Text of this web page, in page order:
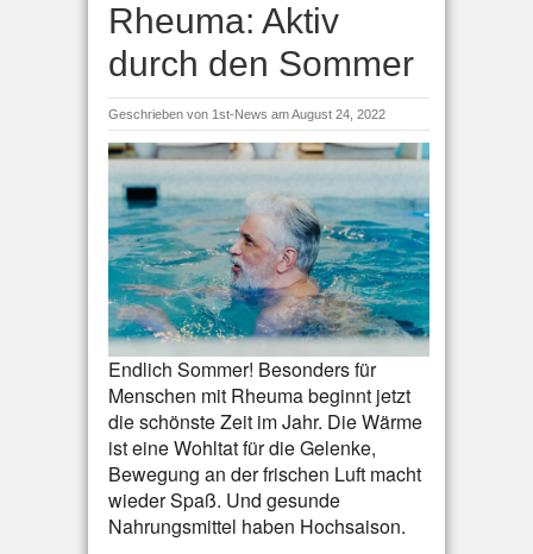
Rheuma: Aktiv
durch den Sommer
Geschrieben von 1st-News am August 24, 2022
Endlich Sommer! Besonders für
Menschen mit Rheuma beginnt jetzt
die schönste Zeit im Jahr. Die Wärme
ist eine Wohltat für die Gelenke,
Bewegung an der frischen Luft macht
wieder Spaß. Und gesunde
Nahrungsmittel haben Hochsaison.